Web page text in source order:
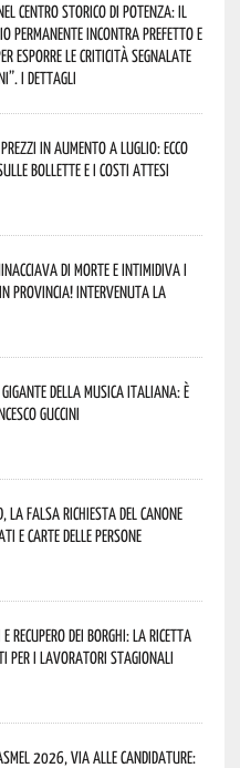
Centro Storico di Potenza: il
Permanente incontra Prefetto e
esporre le criticità segnalate
I dettagli
prezzi in aumento a luglio: ecco
bollette e i costi attesi
di morte e intimidiva i
provincia! Intervenuta la
gigante della musica italiana: è
Guccini
la falsa richiesta del canone
e carte delle persone
e recupero dei borghi: la ricetta
per i lavoratori stagionali
2026, via alle candidature: